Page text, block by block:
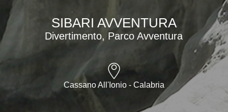
SIBARI AVVENTURA
Divertimento, Parco Avventura
Cassano All'Ionio - Calabria